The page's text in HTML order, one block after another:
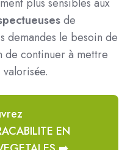
de
demandes le besoin de
de continuer à mettre
EN